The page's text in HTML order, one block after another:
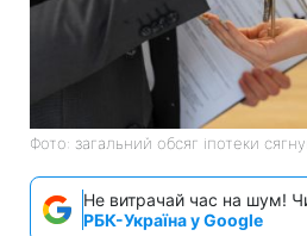
Фото: загальний обсяг іпотеки
Не витрачай час на шум!
РБК-Україна у Google